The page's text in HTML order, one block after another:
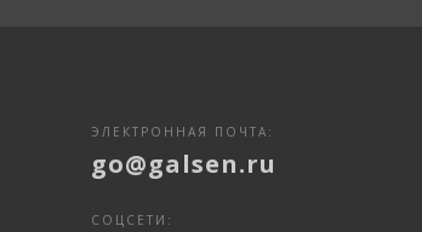
ЭЛЕКТРОННАЯ ПОЧТА:
go@galsen.ru
СОЦСЕТИ: